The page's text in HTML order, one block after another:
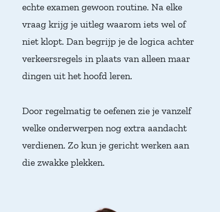
echte examen gewoon routine. Na elke
vraag krijg je uitleg waarom iets wel of
niet klopt. Dan begrijp je de logica achter
verkeersregels in plaats van alleen maar
dingen uit het hoofd leren.
Door regelmatig te oefenen zie je vanzelf
welke onderwerpen nog extra aandacht
verdienen. Zo kun je gericht werken aan
die zwakke plekken.